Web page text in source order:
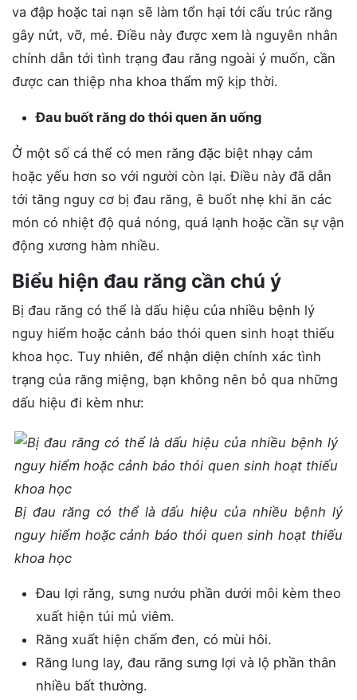
va đập hoặc tai nạn sẽ làm tổn hại tới cấu trúc răng
gây nứt, vỡ, mẻ. Điều này được xem là nguyên nhân
chính dẫn tới tình trạng đau răng ngoài ý muốn, cần
được can thiệp nha khoa thẩm mỹ kịp thời.
Đau buốt răng do thói quen ăn uống
Ở một số cá thể có men răng đặc biệt nhạy cảm
hoặc yếu hơn so với người còn lại. Điều này đã dẫn
tới tăng nguy cơ bị đau răng, ê buốt nhẹ khi ăn các
món có nhiệt độ quá nóng, quá lạnh hoặc cần sự vận
động xương hàm nhiều.
Biểu hiện đau răng cần chú ý
Bị đau răng có thể là dấu hiệu của nhiều bệnh lý
nguy hiểm hoặc cảnh báo thói quen sinh hoạt thiếu
khoa học. Tuy nhiên, để nhận diện chính xác tình
trạng của răng miệng, bạn không nên bỏ qua những
dấu hiệu đi kèm như:
Bị đau răng có thể là dấu hiệu của nhiều bệnh lý
nguy hiểm hoặc cảnh báo thói quen sinh hoạt thiếu
khoa học
Đau lợi răng, sưng nướu phần dưới môi kèm theo
xuất hiện túi mủ viêm.
Răng xuất hiện chấm đen, có mùi hôi.
Răng lung lay, đau răng sưng lợi và lộ phần thân
nhiều bất thường.